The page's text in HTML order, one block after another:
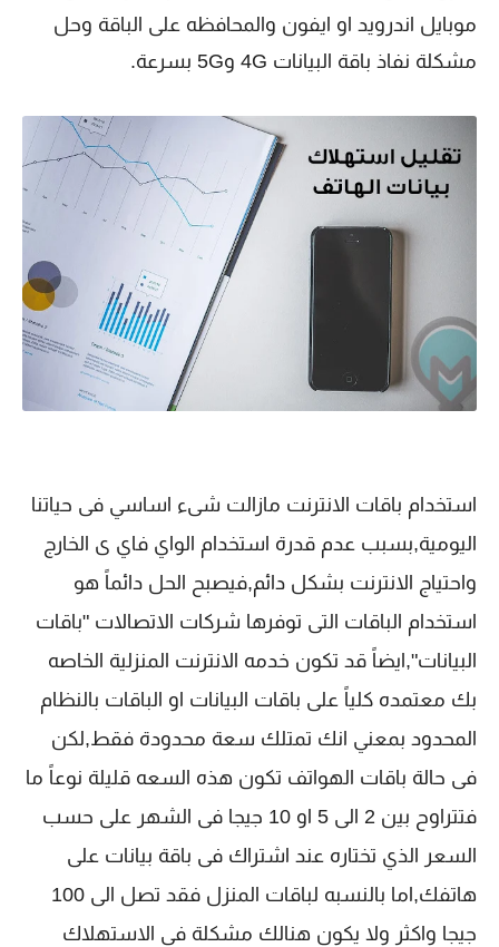
موبايل اندرويد او ايفون والمحافظه على الباقة وحل
مشكلة نفاذ باقة البيانات 4G و5G بسرعة.
استخدام باقات الانترنت مازالت شىء اساسي فى حياتنا
اليومية,بسبب عدم قدرة استخدام الواي فاي ى الخارج
واحتياج الانترنت بشكل دائم,فيصبح الحل دائماً هو
استخدام الباقات التى توفرها شركات الاتصالات "باقات
البيانات",ايضاً قد تكون خدمه الانترنت المنزلية الخاصه
بك معتمده كلياً على باقات البيانات او الباقات بالنظام
المحدود بمعني انك تمتلك سعة محدودة فقط,لكن
فى حالة باقات الهواتف تكون هذه السعه قليلة نوعاً ما
فتتراوح بين 2 الى 5 او 10 جيجا فى الشهر على حسب
السعر الذي تختاره عند اشتراك فى باقة بيانات على
هاتفك,اما بالنسبه لباقات المنزل فقد تصل الى 100
جيجا واكثر ولا يكون هنالك مشكلة فى الاستهلاك